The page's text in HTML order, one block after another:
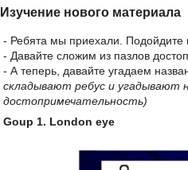
Изучение нового материала
- Ребята мы приехали. Подойдите
- Давайте сложим из пазлов
- А теперь, давайте угадаем
складывают ребус и угадывают
достопримечательность)
Goup 1. London eye